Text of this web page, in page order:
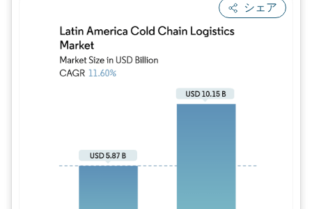
シェア
画像 © Mordor Intelligence。再利用には